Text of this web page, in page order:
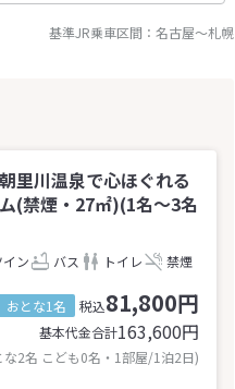
基準JR乗車区間： 名古屋～札幌
里川温泉で心ほぐれる
(禁煙・27㎡)(1名～3名
イン バス トイレ 禁煙
おとな1名 税込81,800円
基本代金合計163,600円
な2名 こども0名・1部屋/1泊2日)